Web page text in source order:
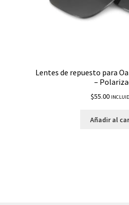
Lentes de repuesto para
–
$55.00
Añadir al